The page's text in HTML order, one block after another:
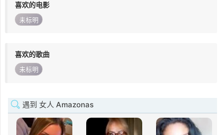
喜欢的电影
未标明
喜欢的歌曲
未标明
遇到 女人 Amazonas